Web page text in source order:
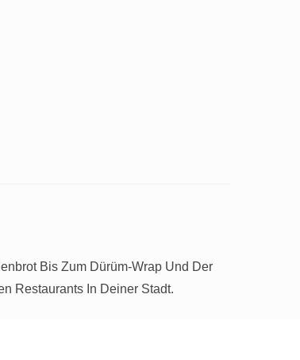
Bis Zum Dürüm-Wrap Und Der
Restaurants In Deiner Stadt.